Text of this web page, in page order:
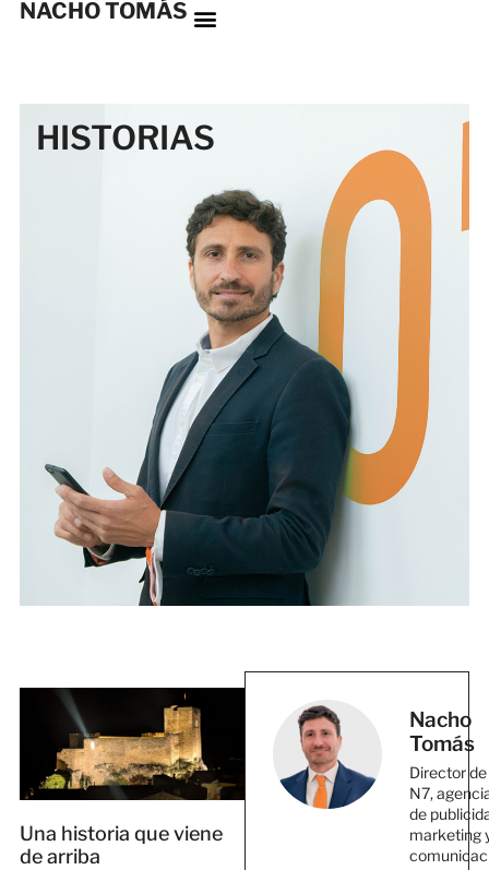
NACHO TOMÁS
HISTORIAS
Una historia que viene
de arriba
Nacho
Tomás
Director de
N7,
de
marketing